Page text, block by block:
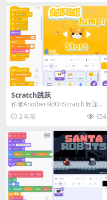
Scratch跳跃
作者AnotherKidOnScratch 欢迎来
到Scratch跳跃 跳得越高...
2 年前 654